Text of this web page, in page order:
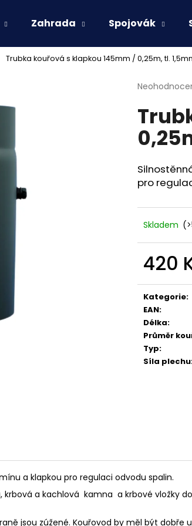
Zahrada Spojovák
Trubka kouřová s klapkou 145mm / 0,25m, tl.
Průměrné
produktu
0,0
z
hvězdiček.
pro
Skladem
420
cena:
Kategorie:
EAN:
Délka:
Průměr
Typ:
Síla plechu
a klapkou pro regulaci odvodu spalin.
a kachlová kamna a krbové vložky
jsou zúžené. Kouřovod by měl být
Co potřebujete najít?
MATICE ŠESTIHRANNÁ PRODLOUŽENÁ
1,50 Kč